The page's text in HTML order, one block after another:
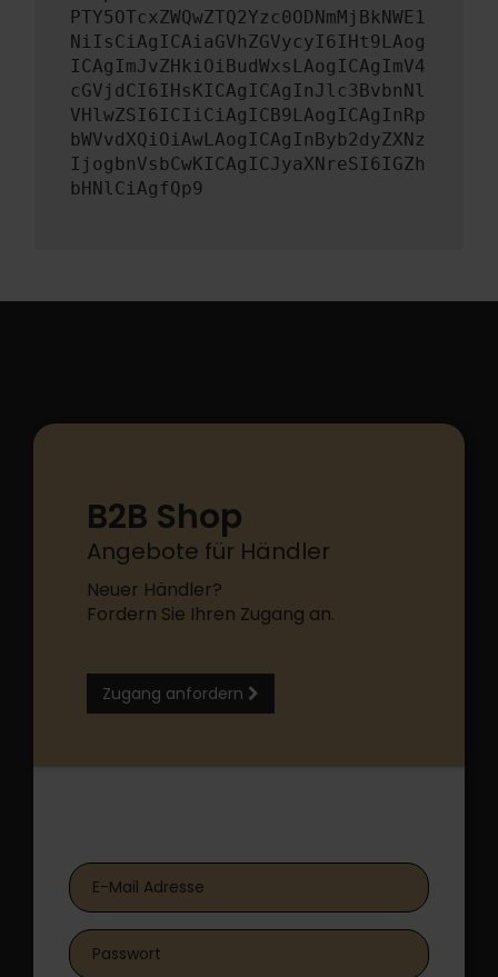
PTY5OTcxZWQwZTQ2Yzc0ODNmMjBkNWE1
NiIsCiAgICAiaGVhZGVycyI6IHt9LAog
ICAgImJvZHkiOiBudWxsLAogICAgImV4
cGVjdCI6IHsKICAgICAgInJlc3BvbnNl
VHlwZSI6ICIiCiAgICB9LAogICAgInRp
bWVvdXQiOiAwLAogICAgInByb2dyZXNz
IjogbnVsbCwKICAgICJyaXNreSI6IGZh
bHNlCiAgfQp9
B2B Shop
Angebote für Händler
Neuer Händler?
Fordern Sie Ihren Zugang an.
Zugang anfordern